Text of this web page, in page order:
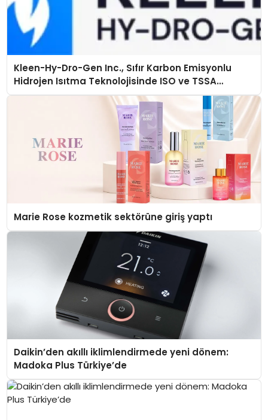
Kleen-Hy-Dro-Gen Inc., Sıfır Karbon Emisyonlu
Hidrojen Isıtma Teknolojisinde ISO ve TSSA
Düzenleyici Onaylarını Aldı
Marie Rose kozmetik sektörüne giriş yaptı
Daikin’den akıllı iklimlendirmede yeni dönem:
Madoka Plus Türkiye’de